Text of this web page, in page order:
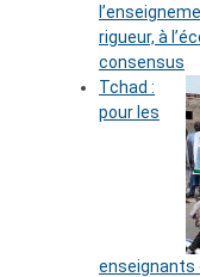
rigueur, à
consensus
Tchad :
pour les
enseignants